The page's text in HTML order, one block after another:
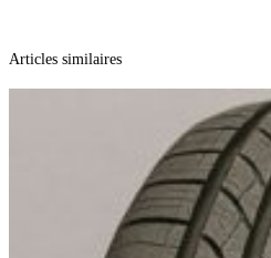
Articles similaires